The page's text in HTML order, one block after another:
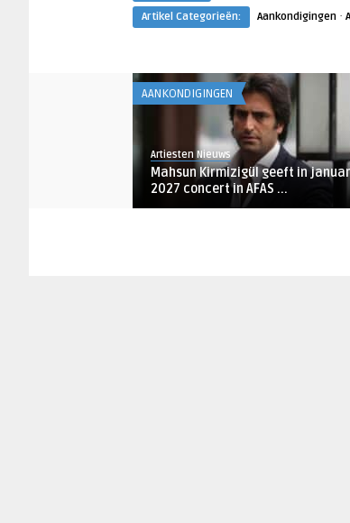
Artikel Categorieën:
Aankondigingen ·
AANKONDIGINGEN
Artiesten Nieuws
Mahsun Kirmizigül geeft in
2027 concert in AFAS ...